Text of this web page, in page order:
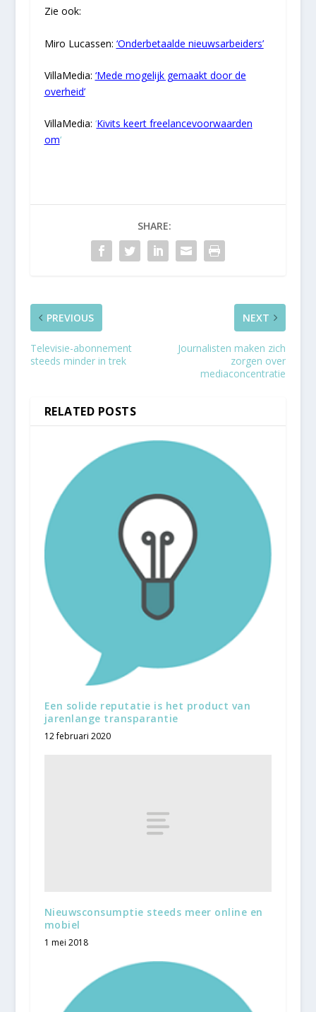
Zie ook:
Miro Lucassen: ‘Onderbetaalde nieuwsarbeiders’
VillaMedia: ‘Mede mogelijk gemaakt door de
overheid’
VillaMedia: ‘Kivits keert freelancevoorwaarden
om‘
SHARE:
PREVIOUS
Televisie-abonnement
steeds minder in trek
NEXT
Journalisten maken zich
zorgen over
mediaconcentratie
RELATED POSTS
Een solide reputatie is het product van
jarenlange transparantie
12 februari 2020
Nieuwsconsumptie steeds meer online en
mobiel
1 mei 2018